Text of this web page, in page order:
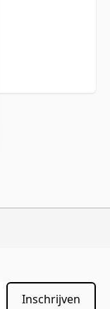
Inschrijven